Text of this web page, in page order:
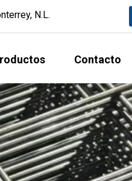
N.L.
Contacto